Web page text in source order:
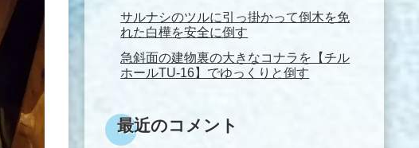
サルナシのツルに引っ掛かって倒木を免
れた白樺を安全に倒す
急斜面の建物裏の大きなコナラを【チル
ホールTU-16】でゆっくりと倒す
最近のコメント